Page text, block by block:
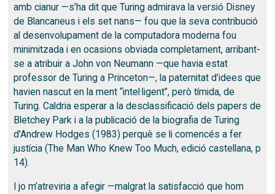
amb cianur —s’ha dit que Turing admirava la versió Disney
de Blancaneus i els set nans— fou que la seva contribució
al desenvolupament de la computadora moderna fou
minimitzada i en ocasions obviada completament, arribant-
se a atribuir a John von Neumann —que havia estat
professor de Turing a Princeton—, la paternitat d’idees que
havien nascut en la ment “intel·ligent”, però tímida, de
Turing. Caldria esperar a la desclassificació dels papers de
Bletchey Park i a la publicació de la biografia de Turing
d'Andrew Hodges (1983) perquè se li comencés a fer
justícia (The Man Who Knew Too Much, edició castellana, p
14).
I jo m’atreviria a afegir —malgrat la satisfacció que hom